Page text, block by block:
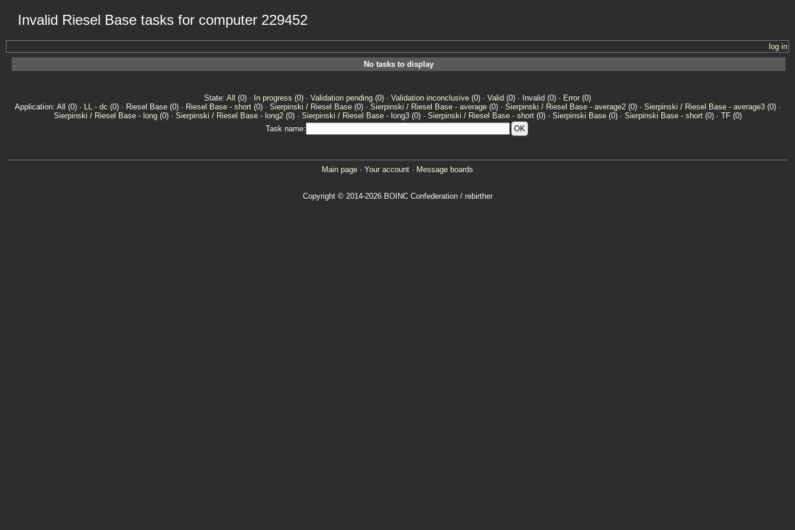
Invalid Riesel Base tasks for computer 229452
log in
No tasks to display
State: All (0) · In progress (0) · Validation pending (0) · Validation inconclusive (0) · Valid (0) · Invalid (0) · Error (0)
Application: All (0) · LL - dc (0) · Riesel Base (0) · Riesel Base - short(0) · Sierpinski / Riesel Base(0) · Sierpinski / Riesel Base - average(0) · Sierpinski / Riesel Base - average2(0) · Sierpinski / Riesel Base - average3(0) ·
Sierpinski / Riesel Base - long(0) · Sierpinski / Riesel Base - long2(0) · Sierpinski / Riesel Base - long3(0) · Sierpinski / Riesel Base - short(0) · Sierpinski Base(0) · Sierpinski Base - short(0) · TF(0)
Task name:
Main page · Your account · Message boards
Copyright © 2014-2026 BOINC Confederation / rebirther